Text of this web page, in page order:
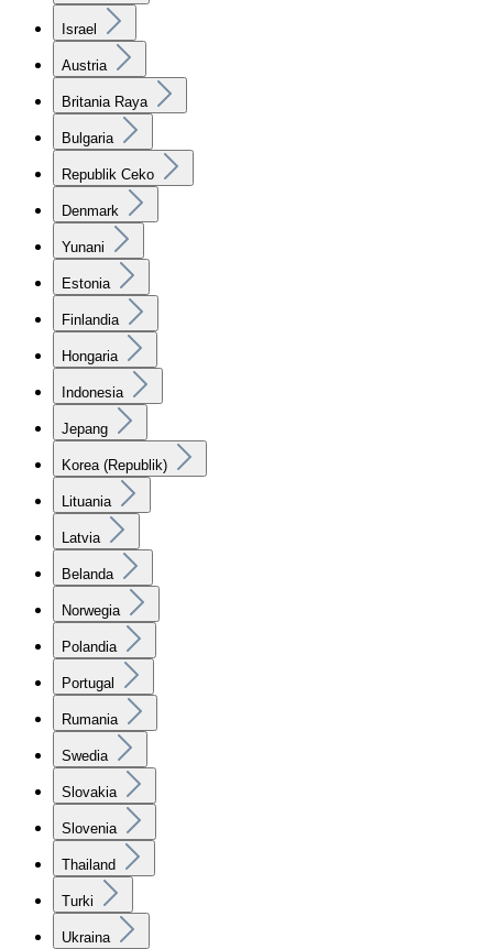
Israel
Austria
Britania Raya
Bulgaria
Republik Ceko
Denmark
Yunani
Estonia
Finlandia
Hongaria
Indonesia
Jepang
Korea (Republik)
Lituania
Latvia
Belanda
Norwegia
Polandia
Portugal
Rumania
Swedia
Slovakia
Slovenia
Thailand
Turki
Ukraina